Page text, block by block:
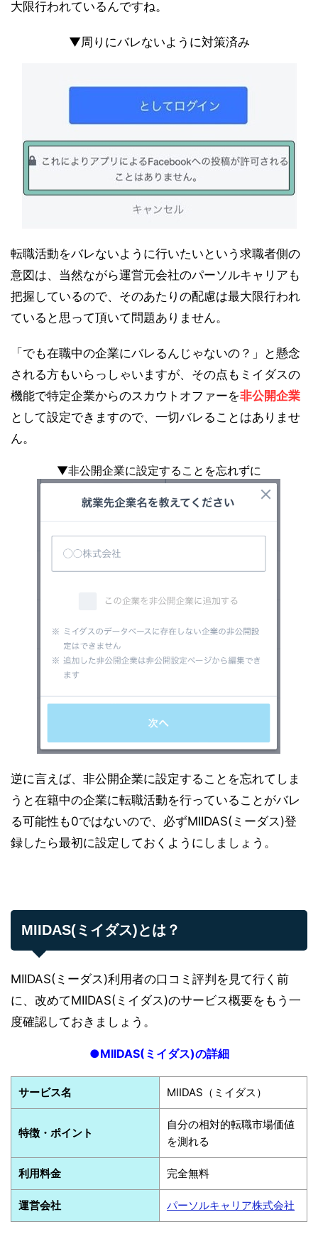
大限行われているんですね。
▼周りにバレないように対策済み
転職活動をバレないように行いたいという求職者側の
意図は、当然ながら運営元会社のパーソルキャリアも
把握しているので、そのあたりの配慮は最大限行われ
ていると思って頂いて問題ありません。
「でも在職中の企業にバレるんじゃないの？」と懸念
される方もいらっしゃいますが、その点もミイダスの
機能で特定企業からのスカウトオファーを非公開企業
として設定できますので、一切バレることはありませ
ん。
▼非公開企業に設定することを忘れずに
逆に言えば、非公開企業に設定することを忘れてしま
うと在籍中の企業に転職活動を行っていることがバレ
る可能性も0ではないので、必ずMIIDAS(ミーダス)登
録したら最初に設定しておくようにしましょう。
MIIDAS(ミイダス)とは？
MIIDAS(ミーダス)利用者の口コミ評判を見て行く前
に、改めてMIIDAS(ミイダス)のサービス概要をもう一
度確認しておきましょう。
●MIIDAS(ミイダス)の詳細
サービス名 MIIDAS（ミイダス）
特徴・ポイント
自分の相対的転職市場価値
を測れる
利用料金 完全無料
運営会社 パーソルキャリア株式会社